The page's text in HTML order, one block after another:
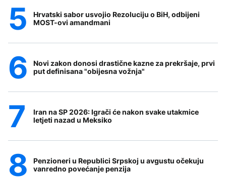
Hrvatski sabor usvojio Rezoluciju o BiH, odbijeni
MOST-ovi amandmani
Novi zakon donosi drastične kazne za prekršaje, prvi
put definisana "obijesna vožnja"
Iran na SP 2026: Igrači će nakon svake utakmice
letjeti nazad u Meksiko
Penzioneri u Republici Srpskoj u avgustu očekuju
vanredno povećanje penzija